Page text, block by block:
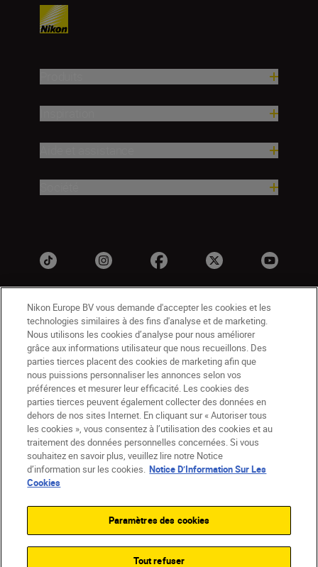
BE(fr) Nikon Sites
Contactez-nous
Avis de confidentialité
Conditions d’utilisation
CVG de la boutique Nikon Store
Notice d’information sur les cookies
Paramètres des cookies
© 2026 Nikon
SKIP
Nikon Europe BV vous demande d'accepter les cookies et les
technologies similaires à des fins d'analyse et de marketing.
Nous utilisons les cookies d’analyse pour nous améliorer
grâce aux informations utilisateur que nous recueillons. Des
parties tierces placent des cookies de marketing afin que
nous puissions personnaliser les annonces selon vos
préférences et mesurer leur efficacité. Les cookies des
parties tierces peuvent également collecter des données en
dehors de nos sites Internet. En cliquant sur « Autoriser tous
les cookies », vous consentez à l’utilisation des cookies et au
traitement des données personnelles concernées. Si vous
souhaitez en savoir plus, veuillez lire notre Notice
d’information sur les cookies. Notice D’Information Sur Les
Cookies
Paramètres des cookies
Tout refuser